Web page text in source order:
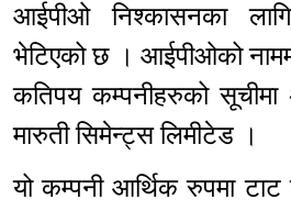
आईपीओ निश्कासनका
भेटिएको छ । आईपीओको
कतिपय कम्पनीहरुको सूचीमा
मारुती सिमेन्ट्स लिमीटेड ।
यो कम्पनी आर्थिक रुपमा